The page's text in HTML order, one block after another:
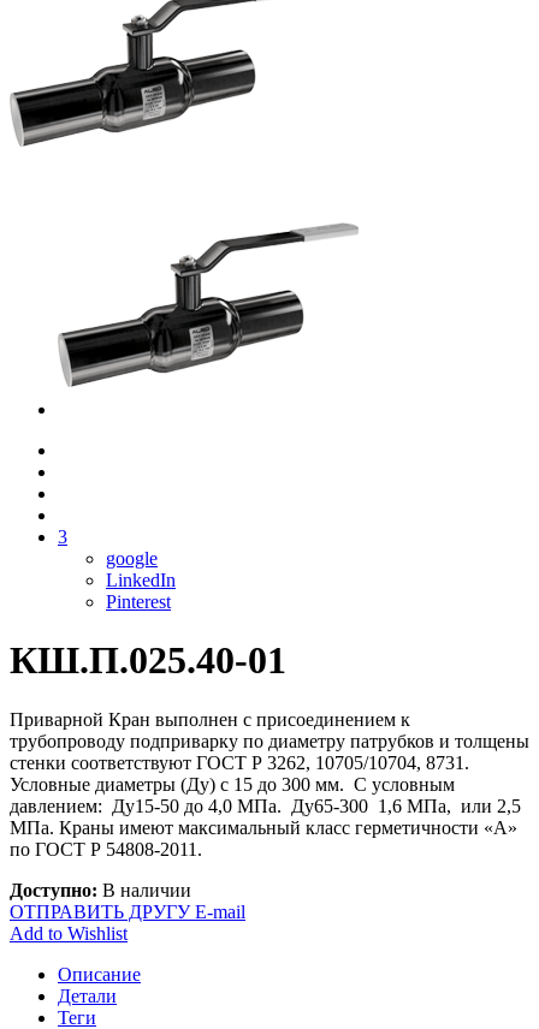
3
google
LinkedIn
Pinterest
КШ.П.025.40-01
Приварной Кран выполнен с присоединением к
трубопроводу подприварку по диаметру патрубков и толщены
стенки соответствуют ГОСТ Р 3262, 10705/10704, 8731.
Условные диаметры (Ду) с 15 до 300 мм. С условным
давлением: Ду15-50 до 4,0 МПа. Ду65-300 1,6 МПа, или 2,5
МПа. Краны имеют максимальный класс герметичности «А»
по ГОСТ Р 54808-2011.
Доступно: В наличии
ОТПРАВИТЬ ДРУГУ E-mail
Add to Wishlist
Описание
Детали
Теги